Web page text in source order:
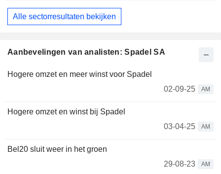
Aanbevelingen van analisten: Spadel SA
Hogere omzet en meer winst voor Spadel
02-09-25
AM
Hogere omzet en winst bij Spadel
03-04-25
AM
Bel20 sluit weer in het groen
29-08-23
AM
Alle sectorresultaten bekijken